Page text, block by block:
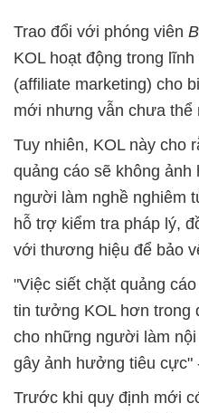
Trao đổi với phóng viên
KOL hoạt động trong
(affiliate marketing) cho
mới nhưng vẫn chưa thể
Tuy nhiên, KOL này cho
quảng cáo sẽ không
người làm nghề nghiêm
hỗ trợ kiểm tra pháp lý,
với thương hiệu để bảo
"Việc siết chặt quảng
tin tưởng KOL hơn trong
cho những người làm
gây ảnh hưởng tiêu cực"
Trước khi quy định mới